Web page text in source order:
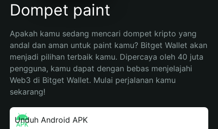
Dompet paint
Apakah kamu sedang mencari dompet kripto yang
andal dan aman untuk paint kamu? Bitget Wallet akan
menjadi pilihan terbaik kamu. Dipercaya oleh 40 juta
pengguna, kamu dapat dengan bebas menjelajahi
Web3 di Bitget Wallet. Mulai perjalanan kamu
sekarang!
Unduh Android APK